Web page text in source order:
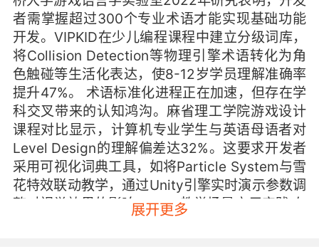
者需掌握超过300个专业术语才能实现基础功能
开发。VIPKID在少儿编程课程中建立分级词库，
将Collision Detection等物理引擎术语转化为角
色触碰等生活化表达，使8-12岁学员理解准确率
提升47%。 术语标准化进程正在加速，但存在学
科交叉带来的认知鸿沟。麻省理工学院游戏设计
课程对比显示，计算机专业学生与英语母语者对
Level Design的理解偏差达32%。这要求开发者
采用可视化词典工具，如将Particle System与雪
花特效联动教学，通过Unity引擎实时演示参数调
整对视觉效果的影响。 二、教学场景应用实践 在
语言习得层面，游戏机制天然契合二语习得理
展开更多